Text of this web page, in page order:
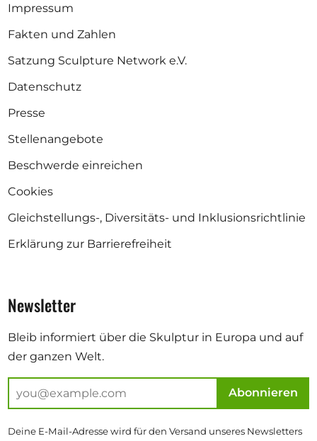
Impressum
Fakten und Zahlen
Satzung Sculpture Network e.V.
Datenschutz
Presse
Stellenangebote
Beschwerde einreichen
Cookies
Gleichstellungs-, Diversitäts- und Inklusionsrichtlinie
Erklärung zur Barrierefreiheit
Newsletter
Bleib informiert über die Skulptur in Europa und auf
der ganzen Welt.
Abonnieren
Deine E-Mail-Adresse wird für den Versand unseres Newsletters